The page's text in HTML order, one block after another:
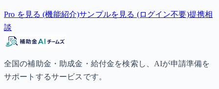
Pro を見る (機能紹介)サンプルを見る (ログイン不要)提携相
談
全国の補助金・助成金・給付金を検索し、AIが申請準備を
サポートするサービスです。